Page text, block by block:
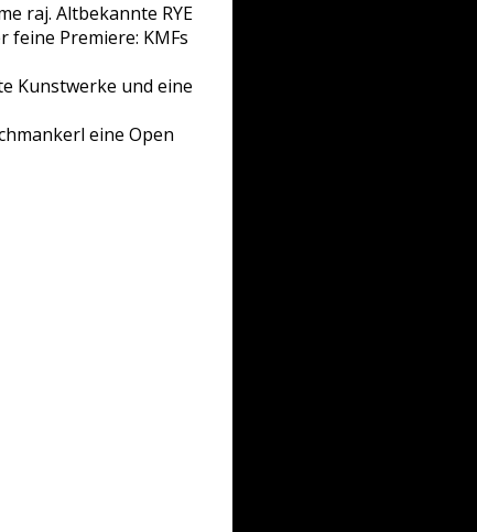
raj. Altbekannte RYE
feine Premiere: KMFs
Kunstwerke und eine
eine Open